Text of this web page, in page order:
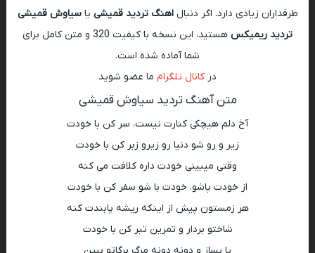
طرفداران زیادی دارد. اگر دنبالاهنگ تردید قمیشی یاسیاوش قمیشی
تردید ریمیکس
هستید، این نسخه با کیفیت 320 و متن کامل برای
شما آماده شده است.
در کانال تلگرام ما عضو شوید
متن آهنگ تردید سیاوش قمیشی
آخ دلم هیچکی کنارت نیست، سر کن با خودت
زیر و رو شو دنیا رو زیرو زبر کن با خودت
وقتی میبینی خودت داره کلافت می کنه
از خودت پاشو، خودت با شو سفر کن با خودت
هر زمستون پیش از اینکه ریشه پابندت کنه
شاختو بردار و تمرین تبر کن با خودت
یا بساز و دونه دونه مرگ برگاتو ببین